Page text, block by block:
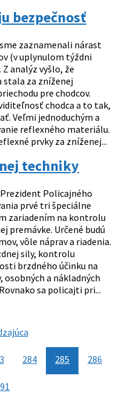
bezpečnosť
zaznamenali nárast
(v uplynulom týždni
analýz vyšlo, že
stala za zníženej
pre chodcov.
chodca a to tak,
Veľmi jednoduchým a
reflexného materiálu.
prvky za zníženej...
techniky
Policajného
prvé tri špeciálne
zariadením na kontrolu
premávke. Určené budú
vôle náprav a riadenia.
sily, kontrolu
brzdného účinku na
a nákladných
sa policajti pri...
284 285 286